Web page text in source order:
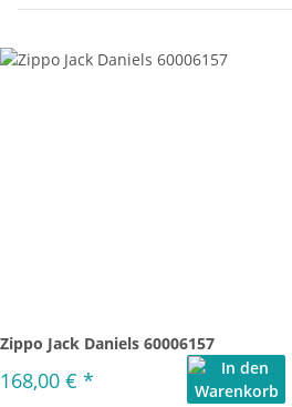
Zippo Jack Daniels 60006157
168,00 € *